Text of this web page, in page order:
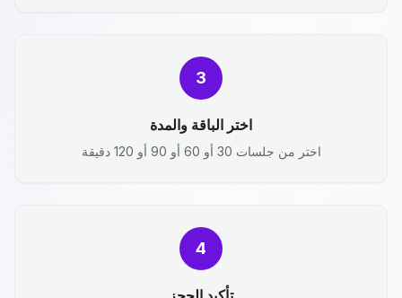
3
اختر الباقة والمدة
اختر من جلسات 30 أو 60 أو 90 أو 120 دقيقة
4